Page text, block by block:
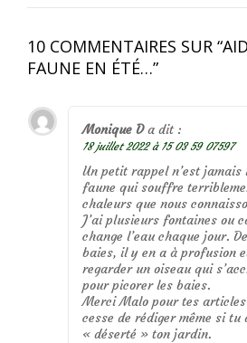
10 COMMENTAIRES SUR “
FAUNE EN ÉTÉ…”
Monique D a dit :
18 juillet 2022 à 15 03 59 07597
Un petit rappel n’est
faune qui souffre
chaleurs que nous
J’ai plusieurs fontaines ou
change l’eau chaque jour.
baies, il y en a à profusion
regarder un oiseau qui
pour picorer les baies.
Merci Malo pour tes articles
cesse de rédiger même si tu
« déserté » ton jardin.